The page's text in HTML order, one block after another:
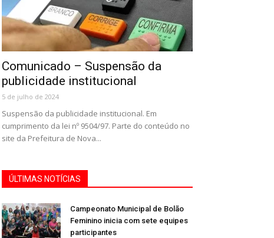
Comunicado – Suspensão da
publicidade institucional
5 de julho de 2024
Suspensão da publicidade institucional. Em
cumprimento da lei nº 9504/97. Parte do conteúdo no
site da Prefeitura de Nova...
ÚLTIMAS NOTÍCIAS
Campeonato Municipal de Bolão
Feminino inicia com sete equipes
participantes